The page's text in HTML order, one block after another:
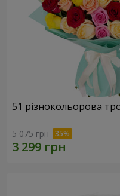
51 різнокольорова
5 075 грн